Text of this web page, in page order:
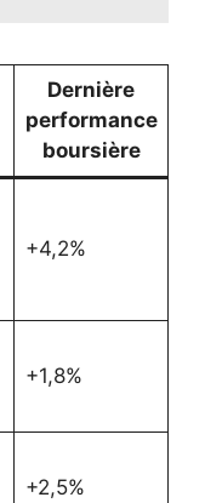
Dernière
performance
boursière
+4,2%
+1,8%
+2,5%